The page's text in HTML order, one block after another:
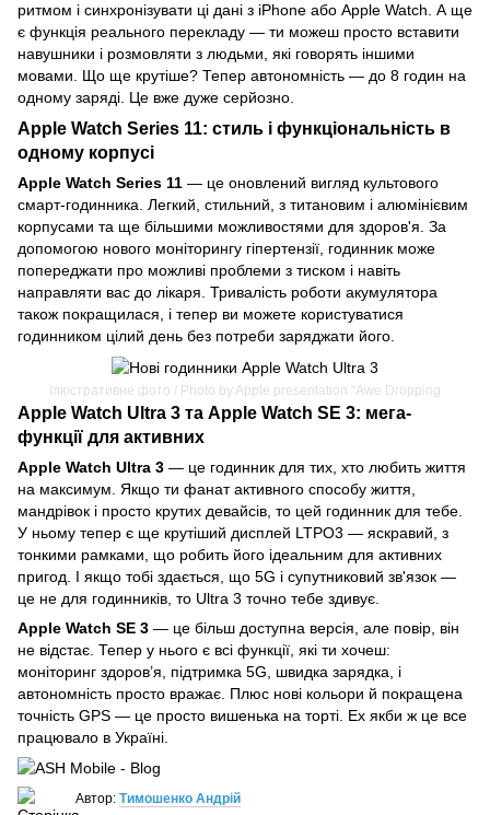
ритмом і синхронізувати ці дані з iPhone або Apple Watch. А ще
є функція реального перекладу — ти можеш просто вставити
навушники і розмовляти з людьми, які говорять іншими
мовами. Що ще крутіше? Тепер автономність — до 8 годин на
одному заряді. Це вже дуже серйозно.
Apple Watch Series 11: стиль і функціональність в
одному корпусі
Apple Watch Series 11 — це оновлений вигляд культового
смарт-годинника. Легкий, стильний, з титановим і алюмінієвим
корпусами та ще більшими можливостями для здоров'я. За
допомогою нового моніторингу гіпертензії, годинник може
попереджати про можливі проблеми з тиском і навіть
направляти вас до лікаря. Тривалість роботи акумулятора
також покращилася, і тепер ви можете користуватися
годинником цілий день без потреби заряджати його.
Ілюстративне фото / Photo by Apple presentation "Awe Dropping
Apple Watch Ultra 3 та Apple Watch SE 3: мега-
функції для активних
Apple Watch Ultra 3 — це годинник для тих, хто любить життя
на максимум. Якщо ти фанат активного способу життя,
мандрівок і просто крутих девайсів, то цей годинник для тебе.
У ньому тепер є ще крутіший дисплей LTPO3 — яскравий, з
тонкими рамками, що робить його ідеальним для активних
пригод. І якщо тобі здається, що 5G і супутниковий зв'язок —
це не для годинників, то Ultra 3 точно тебе здивує.
Apple Watch SE 3 — це більш доступна версія, але повір, він
не відстає. Тепер у нього є всі функції, які ти хочеш:
моніторинг здоров’я, підтримка 5G, швидка зарядка, і
автономність просто вражає. Плюс нові кольори й покращена
точність GPS — це просто вишенька на торті. Ех якби ж це все
працювало в Україні.
Автор: Тимошенко Андрій